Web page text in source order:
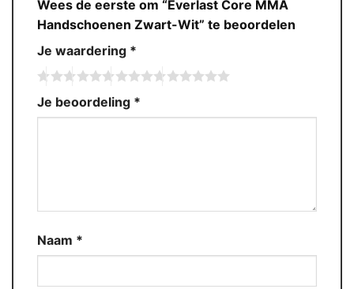
Wees de eerste om “Everlast Core MMA
Handschoenen Zwart-Wit” te beoordelen
Je waardering *
Je beoordeling *
Naam *